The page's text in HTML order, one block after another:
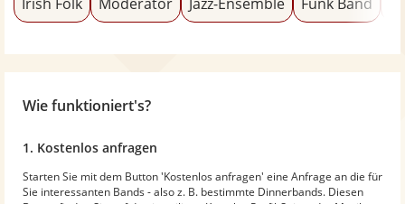
Wie funktioniert's?
1. Kostenlos anfragen
Starten Sie mit dem Button 'Kostenlos anfragen' eine Anfrage an die für
Sie interessanten Bands - also z. B. bestimmte Dinnerbands. Diesen